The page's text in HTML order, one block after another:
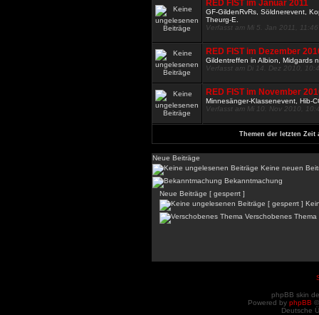
RED FIST im Januar 2011
GF-GildenRvRs, Söldnerevent,
Theurg-E.
Verfasst am Mi 5. Jan 2011, 11:46
RED FIST im Dezember
Gildentreffen in Albion, Midgards
Verfasst am Di 14. Dez 2010,
RED FIST im November
Minnesänger-Klassenevent, Hib-
Verfasst am Mi 10. Nov 2010,
Themen der letzten Zeit
Neue Beiträge
Keine neuen
Bekanntmachung
Neue Beiträge [ gesperrt ]
Verschobenes Thema
phpBB skin
Powered by phpBB
Deutsche